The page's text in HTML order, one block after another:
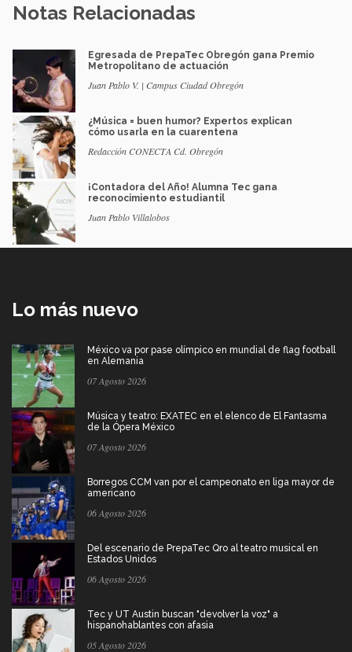
Notas Relacionadas
Egresada de PrepaTec Obregón gana Premio
Metropolitano de actuación
Juan Pablo V. | Campus Ciudad Obregón
¿Música = buen humor? Expertos explican
cómo usarla en la cuarentena
Redacción CONECTA Cd. Obregón
¡Contadora del Año! Alumna Tec gana
reconocimiento estudiantil
Juan Pablo Villalobos
Lo más nuevo
México va por pase olímpico en mundial de flag football
en Alemania
07 Agosto 2026
Música y teatro: EXATEC en el elenco de El Fantasma
de la Ópera México
07 Agosto 2026
Borregos CCM van por el campeonato en liga mayor de
americano
06 Agosto 2026
Del escenario de PrepaTec Qro al teatro musical en
Estados Unidos
06 Agosto 2026
Tec y UT Austin buscan "devolver la voz" a
hispanohablantes con afasia
05 Agosto 2026